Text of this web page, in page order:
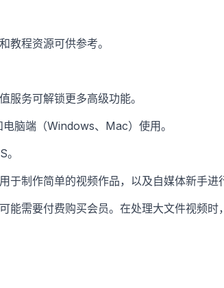
教程资源可供参考。
服务可解锁更多高级功能。
脑端（Windows、Mac）使用。
于制作简单的视频作品，以及自媒体新手
能需要付费购买会员。在处理大文件视频